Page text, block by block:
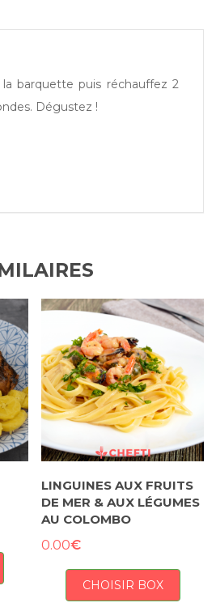
barquette puis réchauffez 2
Dégustez !
LINGUINES AUX FRUITS
DE MER & AUX LÉGUMES
AU COLOMBO
0.00€
CHOISIR BOX